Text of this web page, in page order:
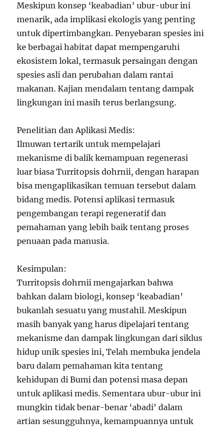
Meskipun konsep ‘keabadian’ ubur-ubur ini
menarik, ada implikasi ekologis yang penting
untuk dipertimbangkan. Penyebaran spesies ini
ke berbagai habitat dapat mempengaruhi
ekosistem lokal, termasuk persaingan dengan
spesies asli dan perubahan dalam rantai
makanan. Kajian mendalam tentang dampak
lingkungan ini masih terus berlangsung.
Penelitian dan Aplikasi Medis:
Ilmuwan tertarik untuk mempelajari
mekanisme di balik kemampuan regenerasi
luar biasa Turritopsis dohrnii, dengan harapan
bisa mengaplikasikan temuan tersebut dalam
bidang medis. Potensi aplikasi termasuk
pengembangan terapi regeneratif dan
pemahaman yang lebih baik tentang proses
penuaan pada manusia.
Kesimpulan:
Turritopsis dohrnii mengajarkan bahwa
bahkan dalam biologi, konsep ‘keabadian’
bukanlah sesuatu yang mustahil. Meskipun
masih banyak yang harus dipelajari tentang
mekanisme dan dampak lingkungan dari siklus
hidup unik spesies ini, Telah membuka jendela
baru dalam pemahaman kita tentang
kehidupan di Bumi dan potensi masa depan
untuk aplikasi medis. Sementara ubur-ubur ini
mungkin tidak benar-benar ‘abadi’ dalam
artian sesungguhnya, kemampuannya untuk